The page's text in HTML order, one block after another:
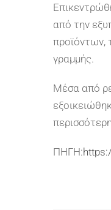
από την
προϊόντων,
γραμμής.
Μέσα από
ΠΗΓΗ: